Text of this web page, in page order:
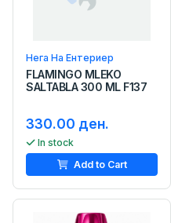
Нега На Ентериер
FLAMINGO MLEKO
SALTABLA 300 ML F137
330.00 ден.
In stock
Add to Cart